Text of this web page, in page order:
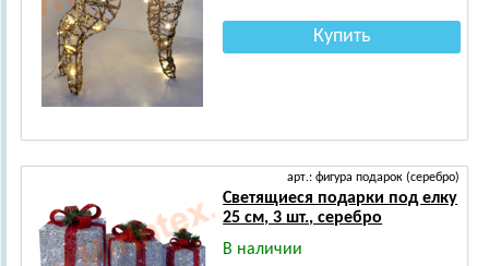
Купить
арт.: фигура подарок (серебро)
Светящиеся подарки под елку
25 см, 3 шт., серебро
В наличии